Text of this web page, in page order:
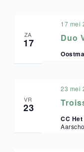
ZA
17 Duo
17 mei
VR
23
23 mei
CC